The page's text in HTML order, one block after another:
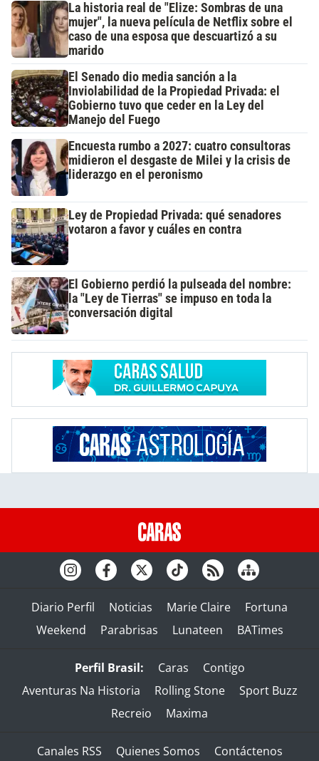
La historia real de "Elize: Sombras de una
mujer", la nueva película de Netflix sobre el
caso de una esposa que descuartizó a su
marido
El Senado dio media sanción a la
Inviolabilidad de la Propiedad Privada: el
Gobierno tuvo que ceder en la Ley del
Manejo del Fuego
Encuesta rumbo a 2027: cuatro consultoras
midieron el desgaste de Milei y la crisis de
liderazgo en el peronismo
Ley de Propiedad Privada: qué senadores
votaron a favor y cuáles en contra
El Gobierno perdió la pulseada del nombre:
la "Ley de Tierras" se impuso en toda la
conversación digital
Diario Perfil Noticias Marie Claire
Fortuna
Weekend
Parabrisas Lunateen BATimes
Perfil Brasil: Caras
Contigo
Aventuras Na Historia
Rolling Stone
Sport Buzz
Recreio
Maxima
Canales RSS Quienes Somos Contáctenos